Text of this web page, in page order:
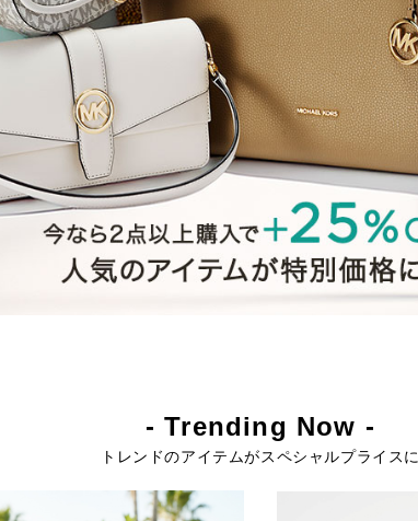
- Trending Now -
トレンドのアイテムがスペシャルプライスに